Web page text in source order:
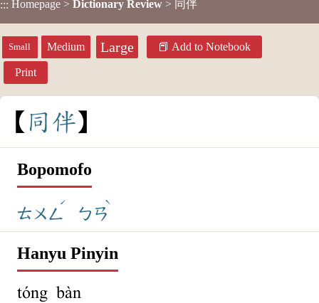
::: Homepage > Dictionary Review > 同伴
Small Medium Large Add to Notebook
Print
同伴
Bopomofo
ㄊㄨㄥ
ˊ
ㄅㄢ
ˋ
Hanyu Pinyin
tóng bàn